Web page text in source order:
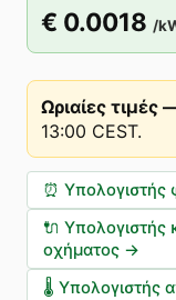
€ 0.0018 /
Ωριαίες τιμές
13:00 CEST.
⏰
🔌 Υπολογιστής
οχήματος →
🌡️ Υπολογιστής